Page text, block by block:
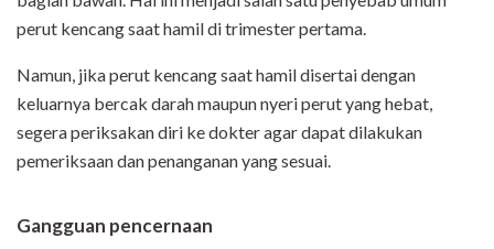
perut kencang saat hamil di trimester pertama.
Namun, jika perut kencang saat hamil disertai dengan
keluarnya bercak darah maupun nyeri perut yang hebat,
segera periksakan diri ke dokter agar dapat dilakukan
pemeriksaan dan penanganan yang sesuai.
Gangguan pencernaan